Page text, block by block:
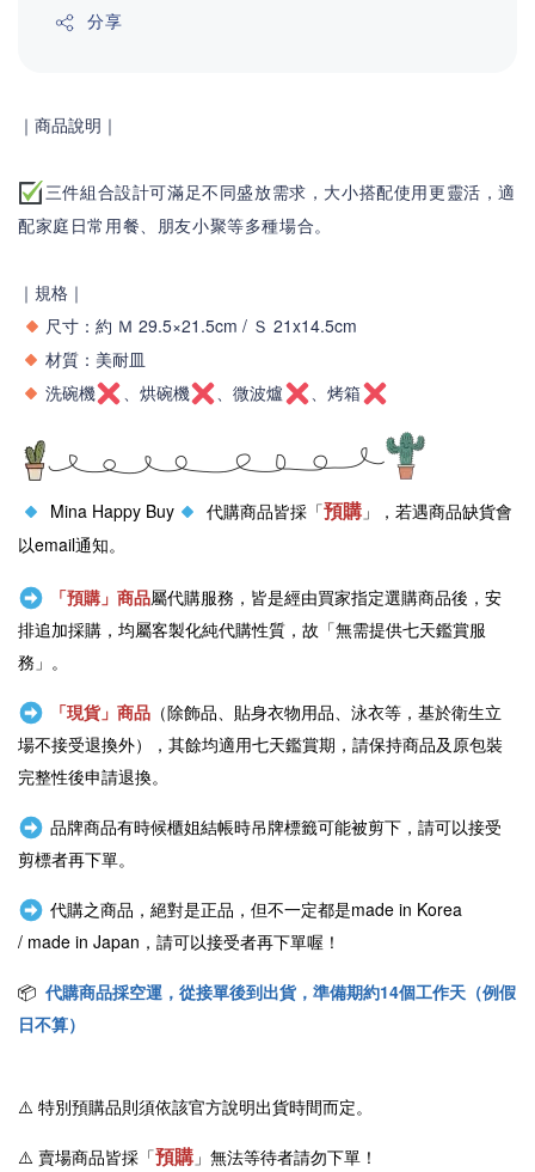
分享
｜商品說明｜
三件組合設計可滿足不同盛放需求，大小搭配使用更靈活，適
配家庭日常用餐、朋友小聚等多種場合。
｜規格｜
尺寸：約 Ｍ 29.5×21.5cm / Ｓ 21x14.5cm
材質：美耐皿
洗碗機
、烘碗機 、微波爐 、烤箱
Mina Happy Buy 代購商品皆採「預購」，若遇商品缺貨會
以email通知。
「預購」商品屬代購服務，皆是經由買家指定選購商品後，安
排追加採購，均屬客製化純代購性質，故「無需提供七天鑑賞服
務」。
「現貨」商品（除飾品、貼身衣物用品、泳衣等，基於衛生立
場不接受退換外），其餘均適用七天鑑賞期，請保持商品及原包裝
完整性後申請退換。
品牌商品有時候櫃姐結帳時吊牌標籤可能被剪下，請可以接受
剪標者再下單。
代購之商品，絕對是正品，但不一定都是made in Korea
/ made in Japan ，請可以接受者再下單喔！
📦 代購商品採空運，從接單後到出貨，準備期約14個工作天（例假
日不算）
⚠️ 特別預購品則須依該官方說明出貨時間而定。
⚠️ 賣場商品皆採 「預購 」 無法等待者請勿下單！